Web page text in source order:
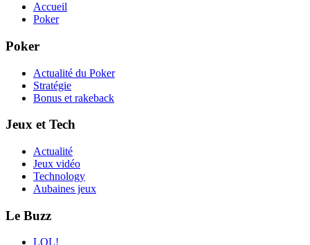
Accueil
Poker
Poker
Actualité du Poker
Stratégie
Bonus et rakeback
Jeux et Tech
Actualité
Jeux vidéo
Technology
Aubaines jeux
Le Buzz
LOL!